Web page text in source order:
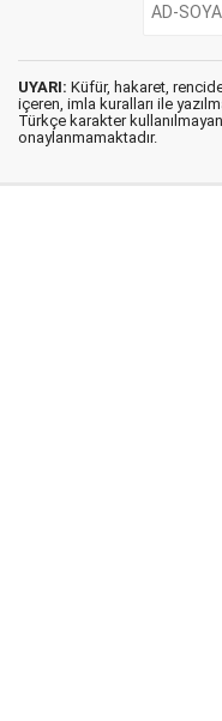
UYARI: Küfür, hakaret,
içeren, imla kuralları ile
Türkçe karakter
onaylanmamaktadır.